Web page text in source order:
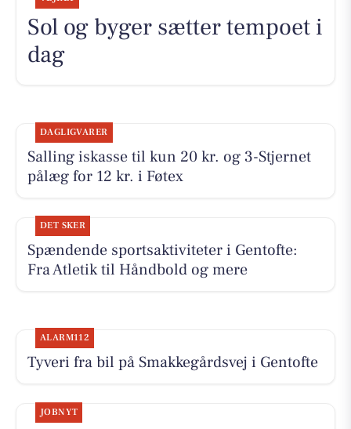
Sol og byger sætter tempoet i
dag
DAGLIGVARER
Salling iskasse til kun 20 kr. og 3-Stjernet
pålæg for 12 kr. i Føtex
DET SKER
Spændende sportsaktiviteter i Gentofte:
Fra Atletik til Håndbold og mere
ALARM112
Tyveri fra bil på Smakkegårdsvej i Gentofte
JOBNYT